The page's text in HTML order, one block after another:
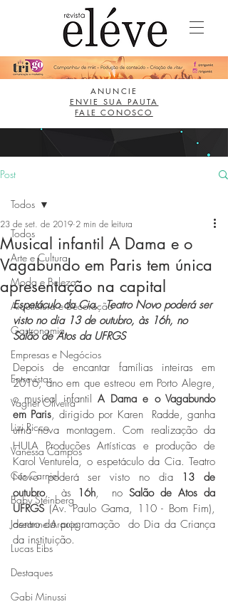
ANUNCIE
ENVIE SUA PAUTA
FALE CONOSCO
Post
Todos
Arte e Cultura
Moda e Beleza
Arquitetura e Decoração
Gastronomia
Empresas e Negócios
Entrevistas
Vagner Oliveira
Lizi Ricco
Vanessa Campos
Cris Carniel
Baby Steinberg
Joseanne Araujo
Lucas Eibs
Destaques
Gabi Minussi
Todos
Musical infantil A Dama e o
Vagabundo em Paris tem única
apresentação na capital
23 de set. de 2019 2 min de leitura
Espetáculo da Cia.  Teatro Novo poderá ser
visto no dia 13 de outubro, às 16h, no
Salão de Atos da UFRGS
Depois de encantar famílias inteiras em
2016, ano em que estreou em Porto Alegre,
o musical infantil A Dama e o Vagabundo
em Paris, dirigido por Karen  Radde, ganha
uma nova montagem. Com realização da
HULA Produções Artísticas e produção de
Karol Venturela, o espetáculo da Cia. Teatro
Novo poderá ser visto no dia 13 de
outubro,  às 16h,  no Salão de Atos da
UFRGS (Av. Paulo Gama, 110 - Bom Fim),
dentro da programação  do Dia da Criança
da instituição.